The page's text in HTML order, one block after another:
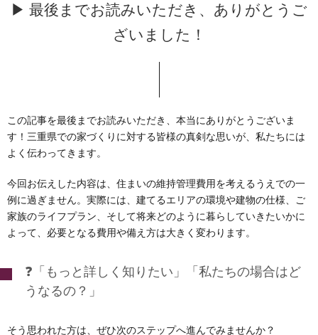
▶ 最後までお読みいただき、ありがとうご
ざいました！
この記事を最後までお読みいただき、本当にありがとうございま
す！三重県での家づくりに対する皆様の真剣な思いが、私たちには
よく伝わってきます。
今回お伝えした内容は、住まいの維持管理費用を考えるうえでの一
例に過ぎません。実際には、建てるエリアの環境や建物の仕様、ご
家族のライフプラン、そして将来どのように暮らしていきたいかに
よって、必要となる費用や備え方は大きく変わります。
❓「もっと詳しく知りたい」「私たちの場合はど
うなるの？」
そう思われた方は、ぜひ次のステップへ進んでみませんか？